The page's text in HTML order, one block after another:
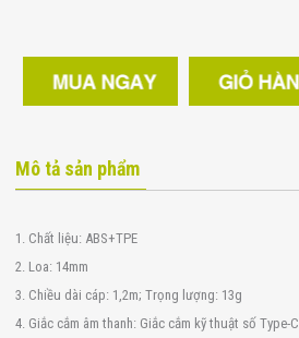
Mô tả sản phẩm
1. Chất liệu: ABS+TPE
2. Loa: 14mm
3. Chiều dài cáp: 1,2m; Trọng lượng: 13g
4. Giắc cắm âm thanh: Giắc cắm kỹ thuật số Type-C